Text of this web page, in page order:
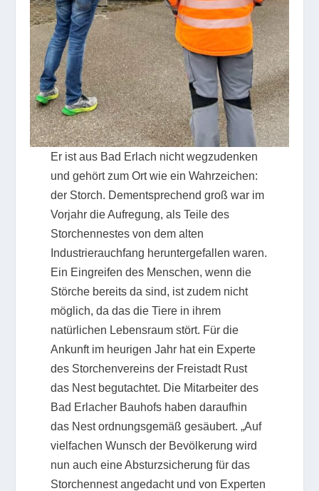
Er ist aus Bad Erlach nicht wegzudenken
und gehört zum Ort wie ein Wahrzeichen:
der Storch. Dementsprechend groß war im
Vorjahr die Aufregung, als Teile des
Storchennestes von dem alten
Industrierauchfang heruntergefallen waren.
Ein Eingreifen des Menschen, wenn die
Störche bereits da sind, ist zudem nicht
möglich, da das die Tiere in ihrem
natürlichen Lebensraum stört. Für die
Ankunft im heurigen Jahr hat ein Experte
des Storchenvereins der Freistadt Rust
das Nest begutachtet. Die Mitarbeiter des
Bad Erlacher Bauhofs haben daraufhin
das Nest ordnungsgemäß gesäubert. „Auf
vielfachen Wunsch der Bevölkerung wird
nun auch eine Absturzsicherung für das
Storchennest angedacht und von Experten